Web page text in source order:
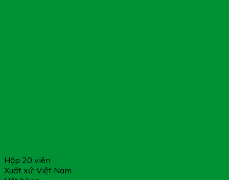
Hộp 20 viên
Xuất xứ: Việt Nam